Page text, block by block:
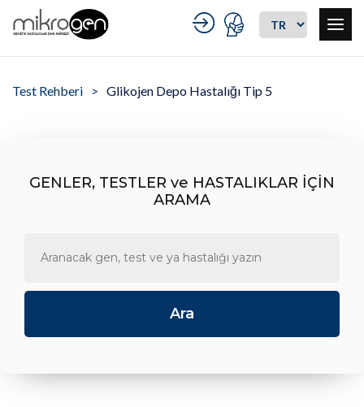
Test Rehberi Glikojen Depo Hastalığı Tip 5
GENLER, TESTLER ve HASTALIKLAR İÇİN
ARAMA